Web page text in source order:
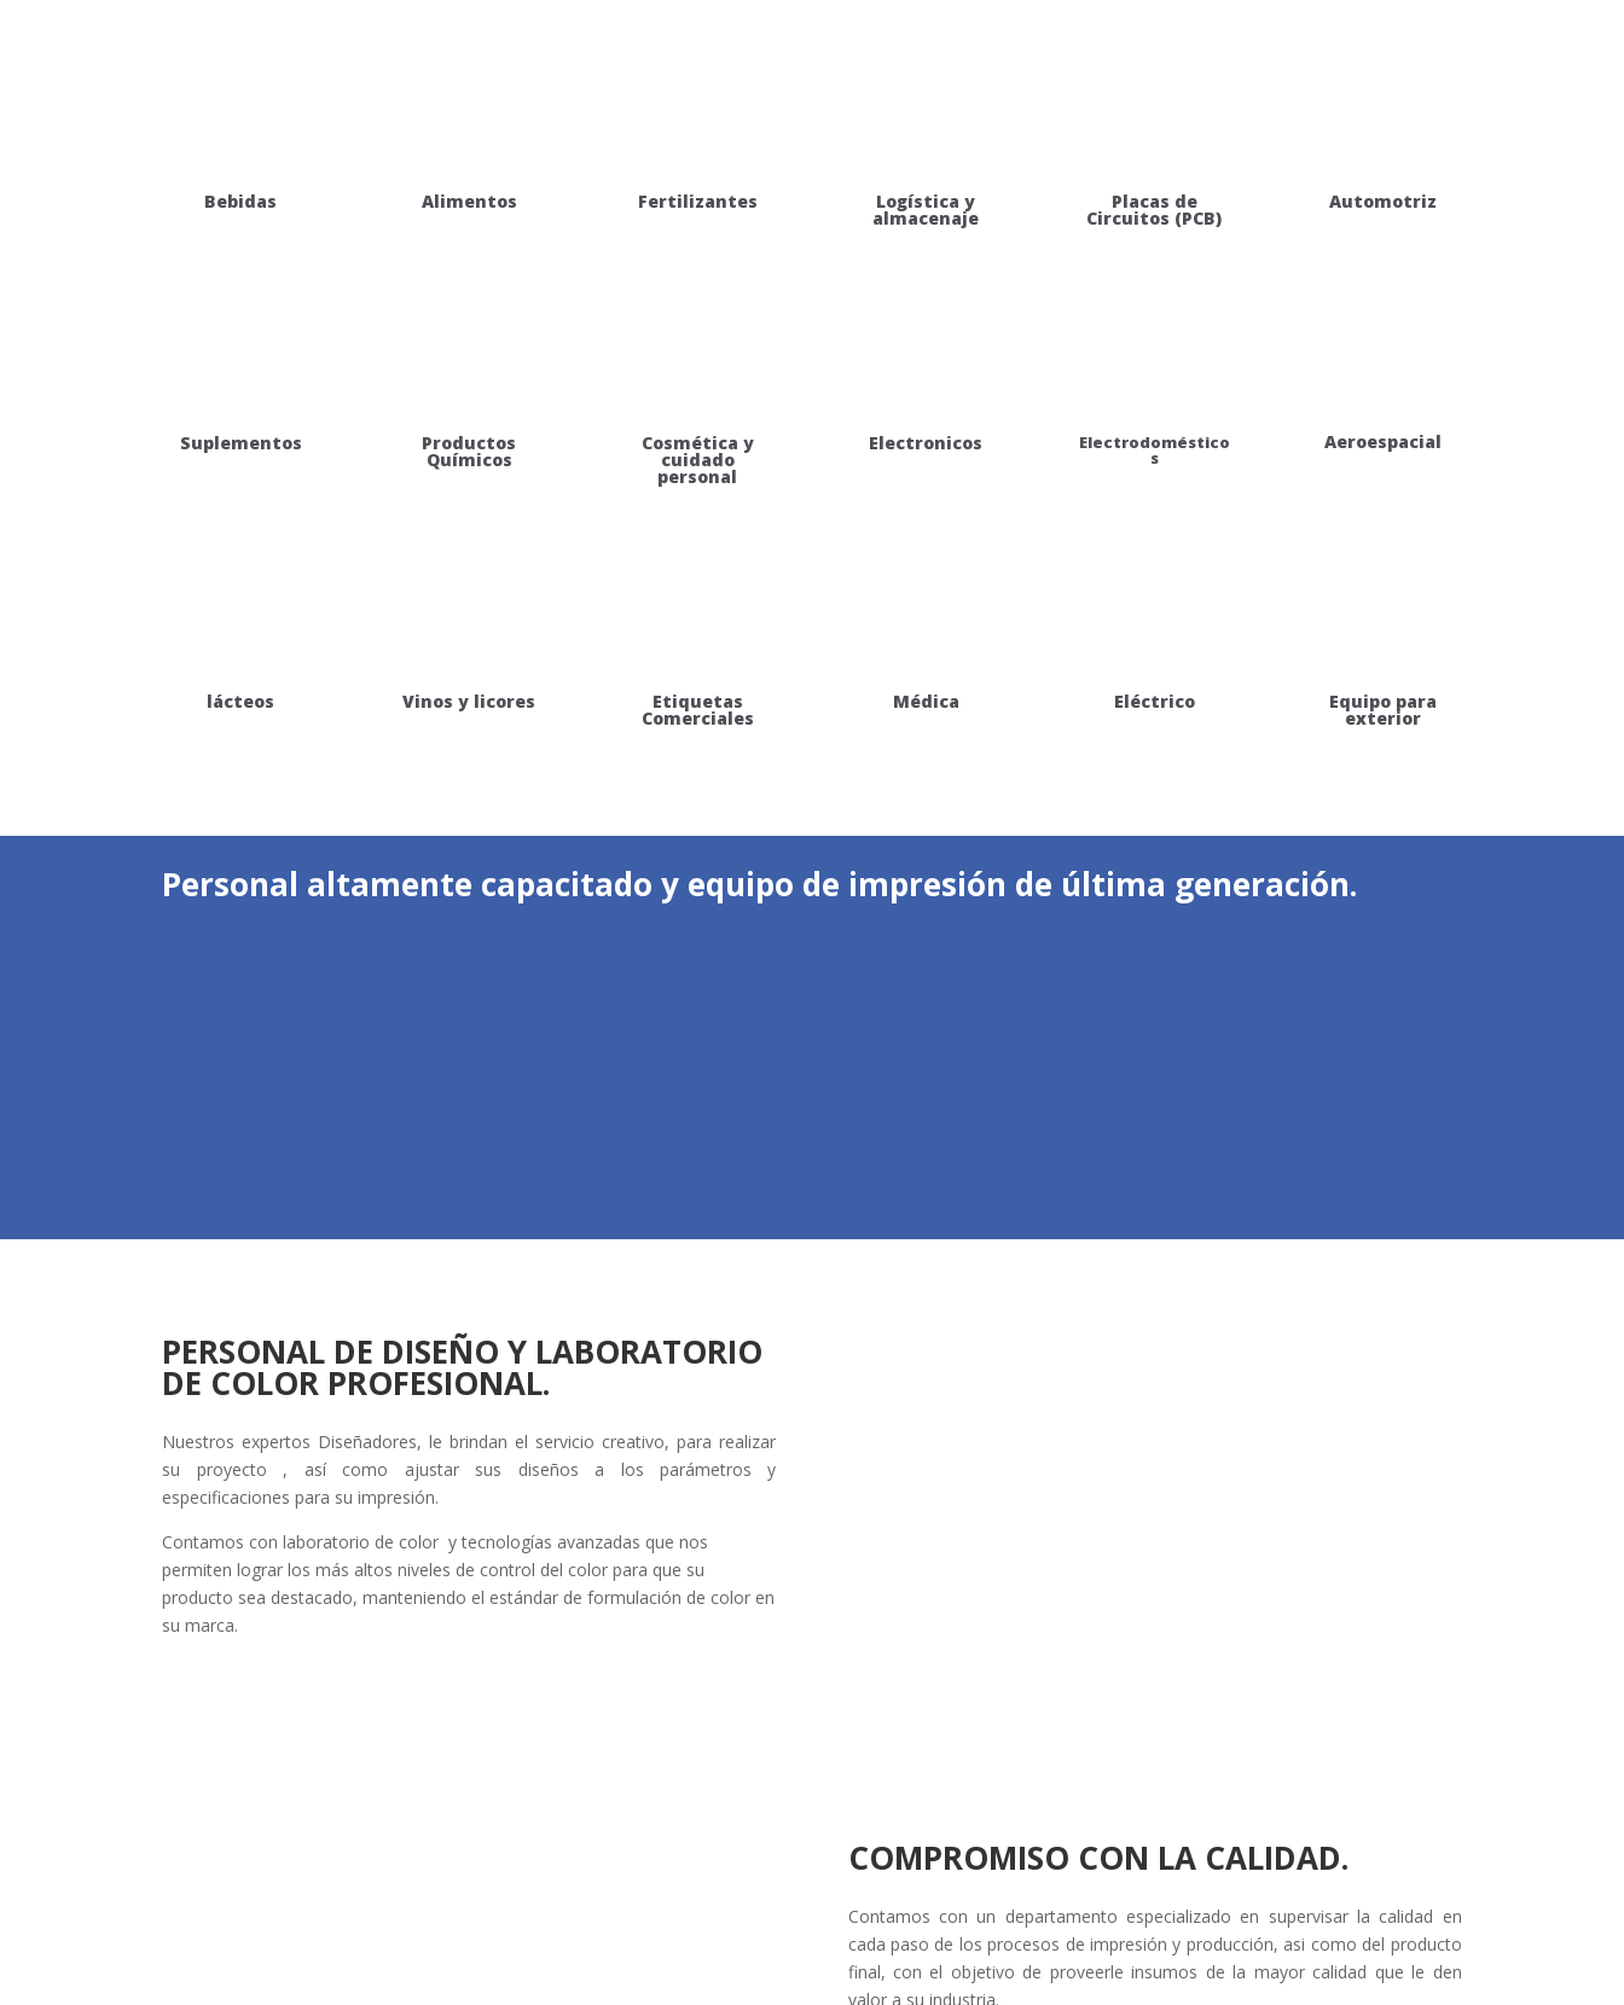
Bebidas Alimentos Fertilizantes Logística y
almacenaje
Placas de
Circuitos (PCB)
Automotriz
Suplementos Productos
Químicos
Cosmética y
cuidado
personal
Electronicos Electrodoméstico
s
Aeroespacial
lácteos Vinos y licores Etiquetas
Comerciales
Médica Eléctrico Equipo para
exterior
Personal altamente capacitado y equipo de impresión de última generación.
PERSONAL DE DISEÑO Y LABORATORIO
DE COLOR PROFESIONAL.
Nuestros expertos Diseñadores, le brindan el servicio creativo, para realizar
su proyecto , así como ajustar sus diseños a los parámetros y
especificaciones para su impresión.
Contamos con laboratorio de color y tecnologías avanzadas que nos
permiten lograr los más altos niveles de control del color para que su
producto sea destacado, manteniendo el estándar de formulación de color en
su marca.
COMPROMISO CON LA CALIDAD.
Contamos con un departamento especializado en supervisar la calidad en
cada paso de los procesos de impresión y producción, asi como del producto
final, con el objetivo de proveerle insumos de la mayor calidad que le den
valor a su industria.